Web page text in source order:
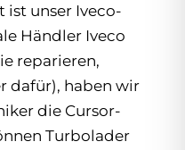
ist unser Iveco-
Händler Iveco
reparieren,
dafür), haben wir
die Cursor-
Turbolader